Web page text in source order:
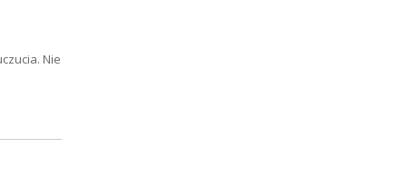
Nie